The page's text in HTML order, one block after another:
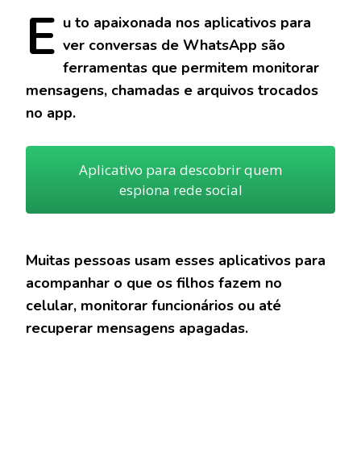
E u to apaixonada nos aplicativos para
ver conversas de WhatsApp são
ferramentas que permitem monitorar
mensagens, chamadas e arquivos trocados
no app.
Aplicativo para descobrir quem
espiona rede social
Muitas pessoas usam esses aplicativos para
acompanhar o que os filhos fazem no
celular, monitorar funcionários ou até
recuperar mensagens apagadas.